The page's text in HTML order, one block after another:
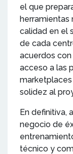
el que
herramientas
calidad en el
de cada
acuerdos
acceso a las
solidez al
En definitiva,
negocio de
técnico y